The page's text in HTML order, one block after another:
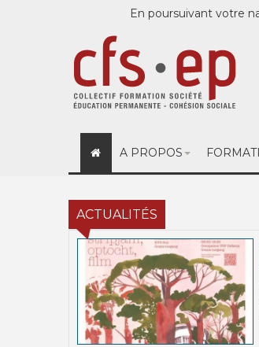
En poursuivant votre
A PROPOS
ACTUALITÉS